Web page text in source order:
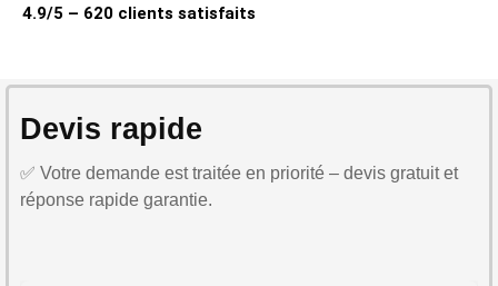
4.9/5 – 620 clients satisfaits
Devis rapide
✅ Votre demande est traitée en priorité – devis gratuit et
réponse rapide garantie.